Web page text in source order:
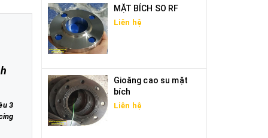
3
MẶT BÍCH SO RF
Liên hệ
Gioăng cao su mặt
bích
Liên hệ